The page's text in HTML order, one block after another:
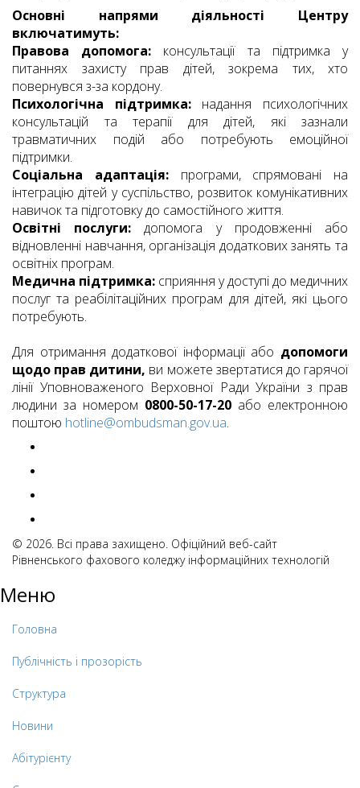
Основні напрями діяльності Центру
включатимуть:
Правова допомога: консультації та підтримка у
питаннях захисту прав дітей, зокрема тих, хто
повернувся з-за кордону.
Психологічна підтримка:надання психологічних
консультацій та терапії для дітей, які зазнали
травматичних подій або потребують емоційної
підтримки.
Соціальна адаптація:програми, спрямовані на
інтеграцію дітей у суспільство, розвиток комунікативних
навичок та підготовку до самостійного життя.
Освітні послуги: допомога у продовженні або
відновленні навчання, організація додаткових занять та
освітніх програм.
Медична підтримка: сприяння у доступі до медичних
послуг та реабілітаційних програм для дітей, які цього
потребують.
Для отримання додаткової інформації або допомоги
щодо прав дитини, ви можете звертатися до гарячої
лінії Уповноваженого Верховної Ради України з прав
людини за номером 0800-50-17-20 або електронною
поштою hotline@ombudsman.gov.ua.
© 2026. Всі права захищено. Офіційний веб-сайт
Рівненського фахового коледжу інформаційних технологій
Меню
Головна
Публічність і прозорість
Структура
Новини
Абітурієнту